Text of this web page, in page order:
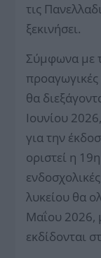
τις
ξεκινήσει.
Σύμφωνα με
προαγωγικές
θα
Ιουνίου
για την
οριστεί η
λυκείου θα
Μαΐου 2026,
εκδίδονται